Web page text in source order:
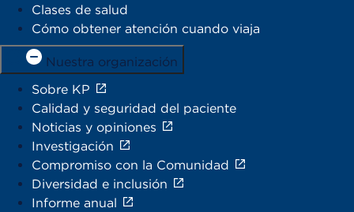
Clases de salud
Cómo obtener atención cuando viaja
Nuestra organización
Sobre KP
Calidad y seguridad del paciente
Noticias y opiniones
Investigación
Compromiso con la Comunidad
Diversidad e inclusión
Informe anual